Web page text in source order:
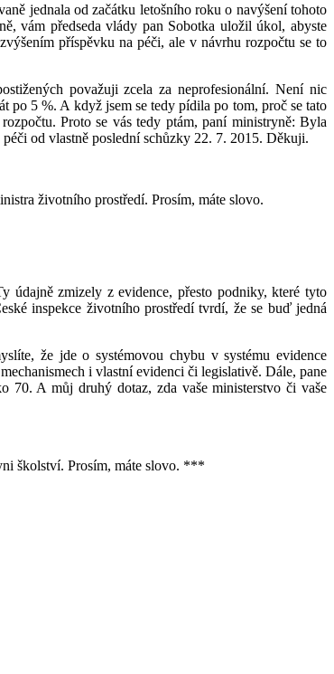
jednala od začátku letošního roku o navýšení tohoto
vám předseda vlády pan Sobotka uložil úkol, abyste
příspěvku na péči, ale v návrhu rozpočtu se to
považuji zcela za neprofesionální. Není nic
po 5 %. A když jsem se tedy pídila po tom, proč se tato
Proto se vás tedy ptám, paní ministryně: Byla
od vlastně poslední schůzky 22. 7. 2015. Děkuji.
životního prostředí. Prosím, máte slovo.
údajně zmizely z evidence, přesto podniky, které tyto
inspekce životního prostředí tvrdí, že se buď jedná
že jde o systémovou chybu v systému evidence
i vlastní evidenci či legislativě. Dále, pane
70. A můj druhý dotaz, zda vaše ministerstvo či vaše
školství. Prosím, máte slovo. ***